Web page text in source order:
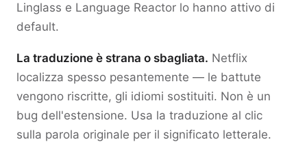
Linglass e Language Reactor lo hanno attivo di
default.
La traduzione è strana o sbagliata. Netflix
localizza spesso pesantemente — le battute
vengono riscritte, gli idiomi sostituiti. Non è un
bug dell'estensione. Usa la traduzione al clic
sulla parola originale per il significato letterale.